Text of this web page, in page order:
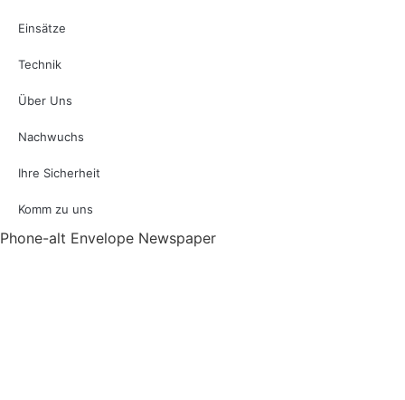
Einsätze
Technik
Über Uns
Nachwuchs
Ihre Sicherheit
Komm zu uns
Phone-alt Envelope Newspaper